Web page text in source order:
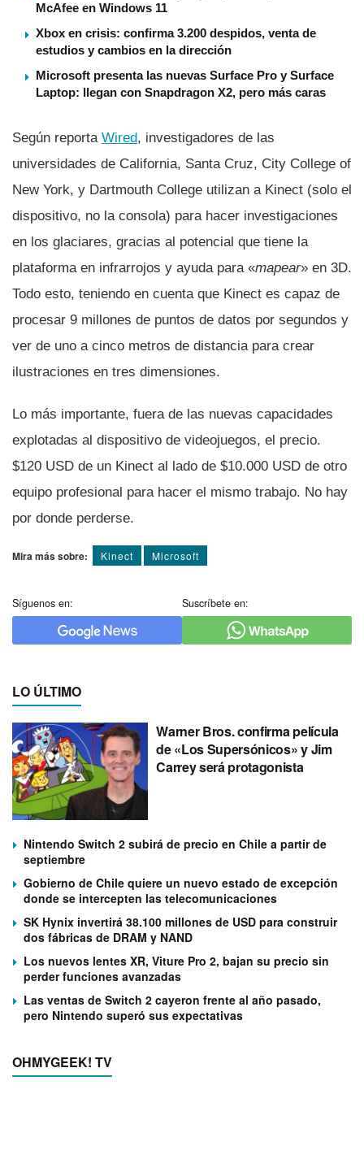
McAfee en Windows 11
Xbox en crisis: confirma 3.200 despidos, venta de
estudios y cambios en la dirección
Microsoft presenta las nuevas Surface Pro y Surface
Laptop: llegan con Snapdragon X2, pero más caras
Según reporta Wired, investigadores de las
universidades de California, Santa Cruz, City College of
New York, y Dartmouth College utilizan a Kinect (solo el
dispositivo, no la consola) para hacer investigaciones
en los glaciares, gracias al potencial que tiene la
plataforma en infrarrojos y ayuda para «mapear» en 3D.
Todo esto, teniendo en cuenta que Kinect es capaz de
procesar 9 millones de puntos de datos por segundos y
ver de uno a cinco metros de distancia para crear
ilustraciones en tres dimensiones.
Lo más importante, fuera de las nuevas capacidades
explotadas al dispositivo de videojuegos, el precio.
$120 USD de un Kinect al lado de $10.000 USD de otro
equipo profesional para hacer el mismo trabajo. No hay
por donde perderse.
Mira más sobre: Kinect Microsoft
Síguenos en: Suscríbete en:
LO ÚLTIMO
Warner Bros. confirma película
de «Los Supersónicos» y Jim
Carrey será protagonista
Nintendo Switch 2 subirá de precio en Chile a partir de
septiembre
Gobierno de Chile quiere un nuevo estado de excepción
donde se intercepten las telecomunicaciones
SK Hynix invertirá 38.100 millones de USD para construir
dos fábricas de DRAM y NAND
Los nuevos lentes XR, Viture Pro 2, bajan su precio sin
perder funciones avanzadas
Las ventas de Switch 2 cayeron frente al año pasado,
pero Nintendo superó sus expectativas
OHMYGEEK! TV